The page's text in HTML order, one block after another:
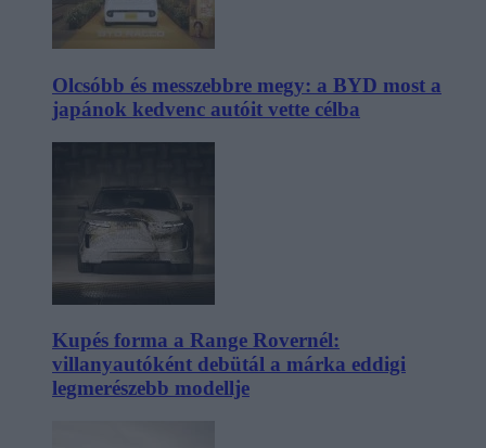
Olcsóbb és messzebbre megy: a BYD most a
japánok kedvenc autóit vette célba
Kupés forma a Range Rovernél:
villanyautóként debütál a márka eddigi
legmerészebb modellje